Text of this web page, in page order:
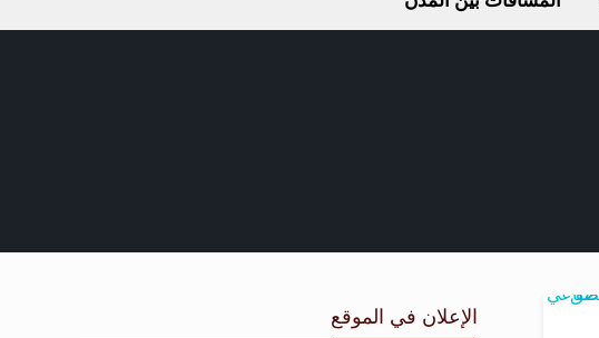
الإعلان في الموقع